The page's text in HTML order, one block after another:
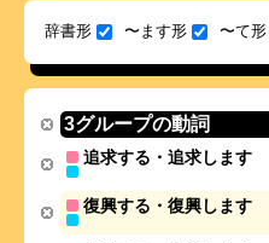
辞書形 〜ます形 〜て形
3グループの動詞
追求する・追求します
復興する・復興します